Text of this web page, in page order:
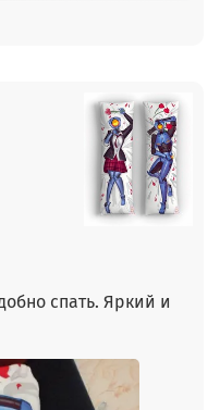
спать. Яркий и